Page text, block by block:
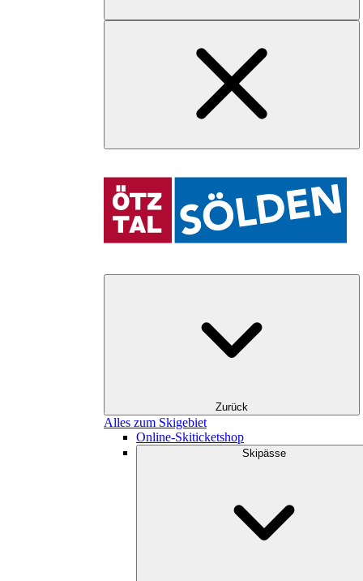
Zurück
Alles zum Skigebiet
Online-Skiticketshop
Skipässe